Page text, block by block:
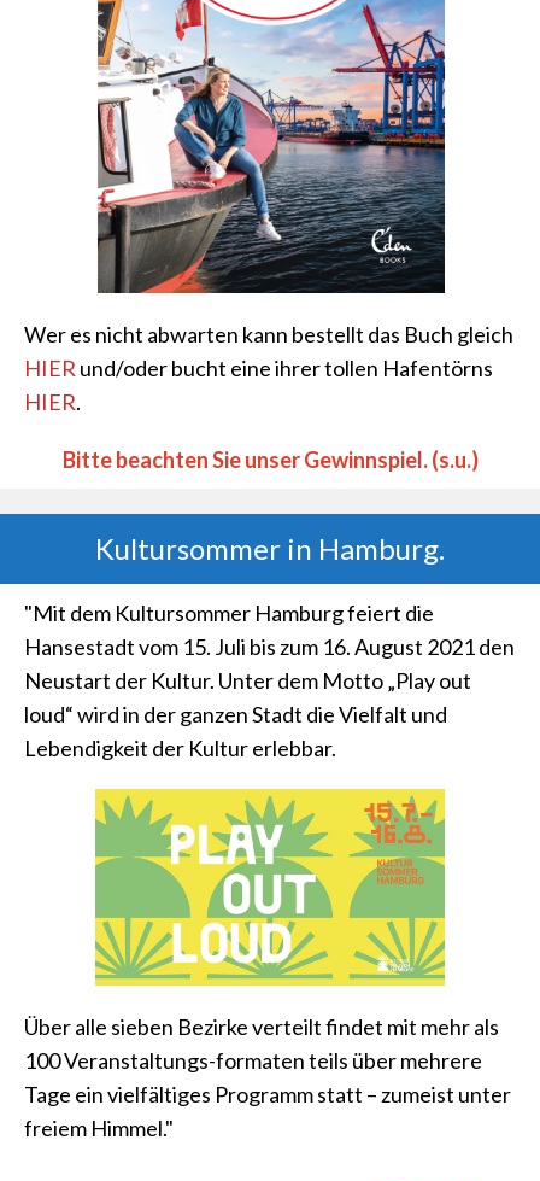
Wer es nicht abwarten kann bestellt das Buch gleich
HIER und/oder bucht eine ihrer tollen Hafentörns
HIER.
Bitte beachten Sie unser Gewinnspiel. (s.u.)
Kultursommer in Hamburg.
"Mit dem Kultursommer Hamburg feiert die
Hansestadt vom 15. Juli bis zum 16. August 2021 den
Neustart der Kultur. Unter dem Motto „Play out
loud“ wird in der ganzen Stadt die Vielfalt und
Lebendigkeit der Kultur erlebbar.
Über alle sieben Bezirke verteilt findet mit mehr als
100 Veranstaltungs-formaten teils über mehrere
Tage ein vielfältiges Programm statt – zumeist unter
freiem Himmel."